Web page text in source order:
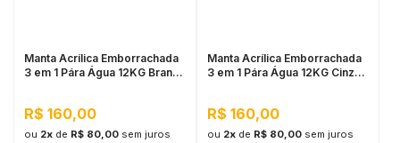
Manta Acrílica Emborrachada
3 em 1 Pára Água 12KG Branco
R$ 160,00
ou 2xde R$ 80,00 sem juros
Manta Acrílica Emborrachada
3 em 1 Pára Água 12KG Cinza -
R$ 160,00
ou 2xde R$ 80,00 sem juros